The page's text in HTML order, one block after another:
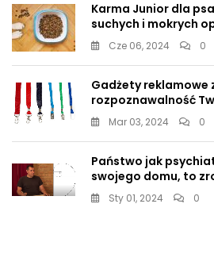
Karma Junior dla
suchych i mokrych
Cze 06, 2024 0
Gadżety reklamowe
rozpoznawalność
Mar 03, 2024 0
Państwo jak
swojego domu, to
Sty 01, 2024 0